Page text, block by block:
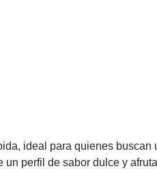
ideal para quienes
un perfil de sabor dulce y